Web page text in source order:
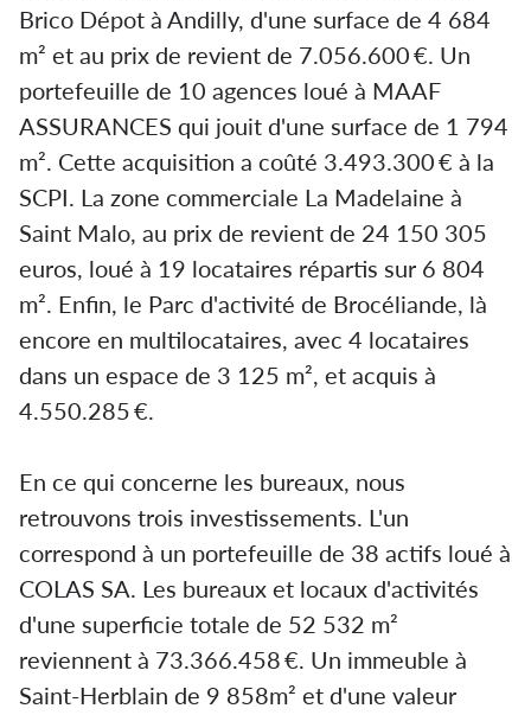
Brico Dépot à Andilly, d'une surface de 4 684
m² et au prix de revient de 7.056.600 €. Un
portefeuille de 10 agences loué à MAAF
ASSURANCES qui jouit d'une surface de 1 794
m². Cette acquisition a coûté 3.493.300 € à la
SCPI. La zone commerciale La Madelaine à
Saint Malo, au prix de revient de 24 150 305
euros, loué à 19 locataires répartis sur 6 804
m². Enfin, le Parc d'activité de Brocéliande, là
encore en multilocataires, avec 4 locataires
dans un espace de 3 125 m², et acquis à
4.550.285 €.
En ce qui concerne les bureaux, nous
retrouvons trois investissements. L'un
correspond à un portefeuille de 38 actifs loué à
COLAS SA. Les bureaux et locaux d'activités
d'une superficie totale de 52 532 m²
reviennent à 73.366.458 €. Un immeuble à
Saint-Herblain de 9 858m² et d'une valeur